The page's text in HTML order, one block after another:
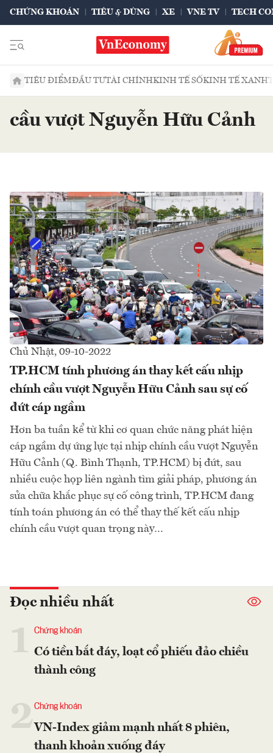
CHỨNG KHOÁN TIÊU & DÙNG XE VNE TV TECH
TIÊU ĐIỂMĐẦU TƯTÀI CHÍNHKINH TẾ SỐKINH TẾ XANH
cầu vượt Nguyễn Hữu Cảnh
Chủ Nhật, 09-10-2022
TP.HCM tính phương án thay kết cấu nhịp
chính cầu vượt Nguyễn Hữu Cảnh sau sự cố
đứt cáp ngầm
Hơn ba tuần kể từ khi cơ quan chức năng phát hiện
cáp ngầm dự ứng lực tại nhịp chính cầu vượt Nguyễn
Hữu Cảnh (Q. Bình Thạnh, TP.HCM) bị đứt, sau
nhiều cuộc họp liên ngành tìm giải pháp, phương án
sửa chữa khắc phục sự cố công trình, TP.HCM đang
tính toán phương án có thể thay thế kết cấu nhịp
chính cầu vượt quan trọng này…
Đọc nhiều nhất
Chứng khoán
Có tiền bắt đáy, loạt cổ phiếu đảo chiều
thành công
2Chứng khoán
VN-Index giảm mạnh nhất 8 phiên,
thanh khoản xuống đáy